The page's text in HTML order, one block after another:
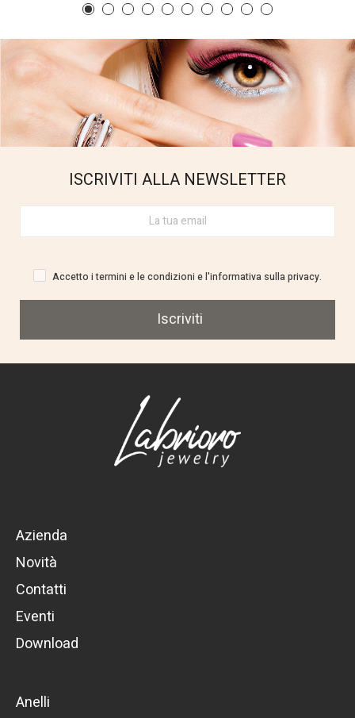
ISCRIVITI ALLA NEWSLETTER
Iscriviti
Accetto i termini e le condizioni e l'informativa sulla privacy.
Azienda
Novità
Contatti
Eventi
Download
Anelli